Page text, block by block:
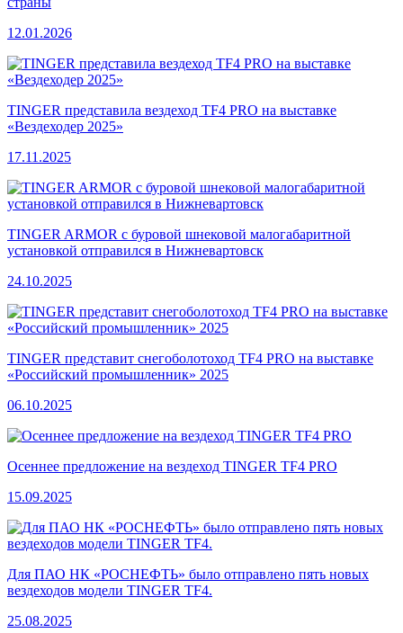
12.01.2026
TINGER представила вездеход TF4 PRO на выставке
«Вездеходер 2025»
17.11.2025
TINGER ARMOR с буровой шнековой малогабаритной
установкой отправился в Нижневартовск
24.10.2025
TINGER представит снегоболотоход TF4 PRO на выставке
«Российский промышленник» 2025
06.10.2025
Осеннее предложение на вездеход TINGER TF4 PRO
15.09.2025
Для ПАО НК «РОСНЕФТЬ» было отправлено пять новых
вездеходов модели TINGER TF4.
25.08.2025